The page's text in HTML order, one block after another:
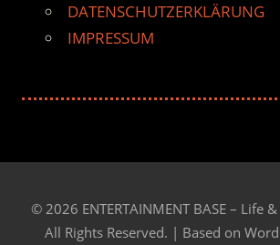
DATENSCHUTZERKLÄRUNG
IMPRESSUM
© 2026 ENTERTAINMENT BASE – Life
All Rights Reserved. | Based on